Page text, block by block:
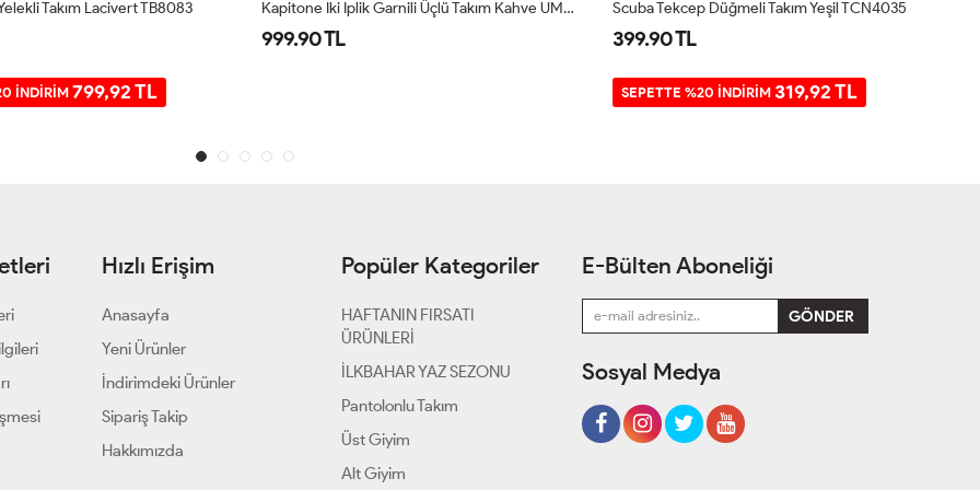
Takım Lacivert TB8083
İNDİRİM 799,92 TL
Kapitone Iki Iplik Garnili Üçlü Takım Kahve UMS5007
999.90 TL
Scuba Tekcep Düğmeli Takım Yeşil TCN4035
399.90 TL
SEPETTE %20 İNDİRİM 319,92 TL
Hızlı Erişim
Anasayfa
Yeni Ürünler
İndirimdeki Ürünler
Sipariş Takip
Hakkımızda
Popüler Kategoriler
HAFTANIN FIRSATI
ÜRÜNLERİ
İLKBAHAR YAZ SEZONU
Pantolonlu Takım
Üst Giyim
Alt Giyim
E-Bülten Aboneliği
Sosyal Medya